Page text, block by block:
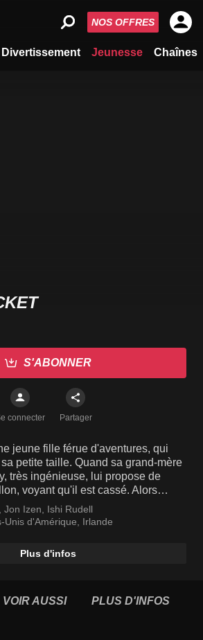
Divertissement Jeunesse Chaînes
NOS OFFRES
S'ABONNER
connecter Partager
jeune fille férue d'aventures, qui
petite taille. Quand sa grand-mère
très ingénieuse, lui propose de
voyant qu'il est cassé. Alors
bijou, Polly découvre qu'il a le
! Sa grand-mère lui raconte
Jon Izen
Ishi Rudell
Unis d'Amérique Irlande
Plus d'infos
VOIR AUSSI PLUS D'INFOS